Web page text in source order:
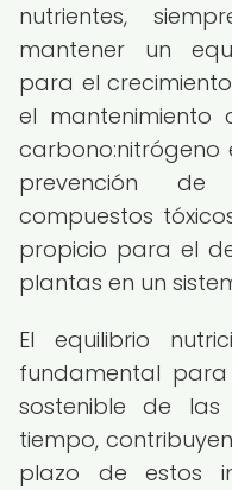
nutrientes,
mantener un
para el
el mantenimiento
carbono:nitrógeno
prevención
compuestos
propicio para el
plantas en un
El equilibrio
fundamental
sostenible de
tiempo,
plazo de estos